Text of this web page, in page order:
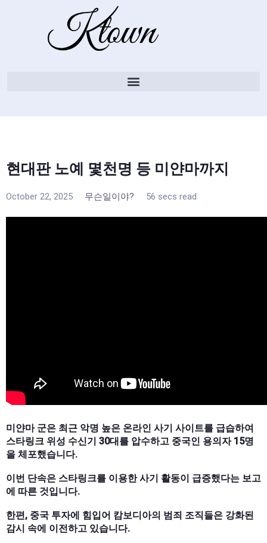
현대판 노예 몇천명 등 미얀마까지
October 22, 2025 무슨일이야? 56 secs read
미얀마 군은 최근 악명 높은 온라인 사기 사이트를 급습하여
스타링크 위성 수신기 30대를 압수하고 중국인 용의자 15명
을 체포했습니다.
이번 단속은 스타링크를 이용한 사기 활동이 급증했다는 보고
에 따른 것입니다.
한편, 중국 투자에 힘입어 캄보디아의 범죄 조직들은 강화된
감시 속에 이전하고 있습니다.